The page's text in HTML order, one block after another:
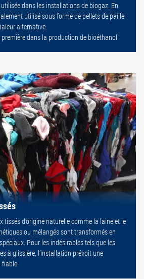
dans les installations de biogaz. En
utilisé sous forme de pellets de paille
alternative.
dans la production de bioéthanol.
tissés d’origine naturelle comme la laine et le
ou mélangés sont transformés en
Pour les indésirables tels que les
à glissière, l’installation prévoit une
fiable.